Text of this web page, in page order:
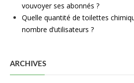
vouvoyer ses abonnés ?
Quelle quantité de toilettes
nombre d’utilisateurs ?
ARCHIVES